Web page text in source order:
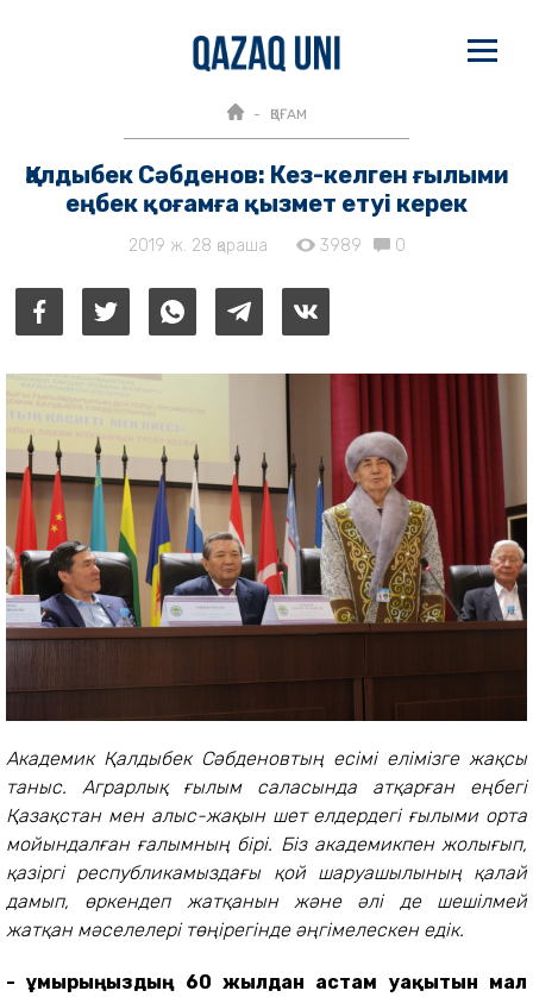
ҚОҒАМ
Қалдыбек Сәбденов: Кез-келген ғылыми
еңбек қоғамға қызмет етуі керек
2019 ж. 28 қараша 3989 0
Академик Қалдыбек Сәбденовтың есімі елімізге жақсы
таныс. Аграрлық ғылым саласында атқарған еңбегі
Қазақстан мен алыс-жақын шет елдердегі ғылыми орта
мойындалған ғалымның бірі. Біз академикпен жолығып,
қазіргі республикамыздағы қой шаруашылының қалай
дамып, өркендеп жатқанын және әлі де шешілмей
жатқан мәселелері төңірегінде әңгімелескен едік.
- Ғұмырыңыздың 60 жылдан астам уақытын мал